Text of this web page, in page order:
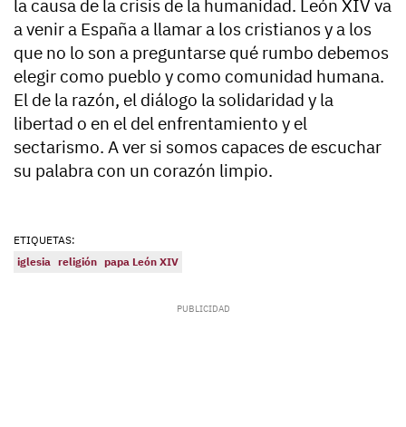
la causa de la crisis de la humanidad. León XIV va
a venir a España a llamar a los cristianos y a los
que no lo son a preguntarse qué rumbo debemos
elegir como pueblo y como comunidad humana.
El de la razón, el diálogo la solidaridad y la
libertad o en el del enfrentamiento y el
sectarismo. A ver si somos capaces de escuchar
su palabra con un corazón limpio.
ETIQUETAS:
iglesia religión papa León XIV